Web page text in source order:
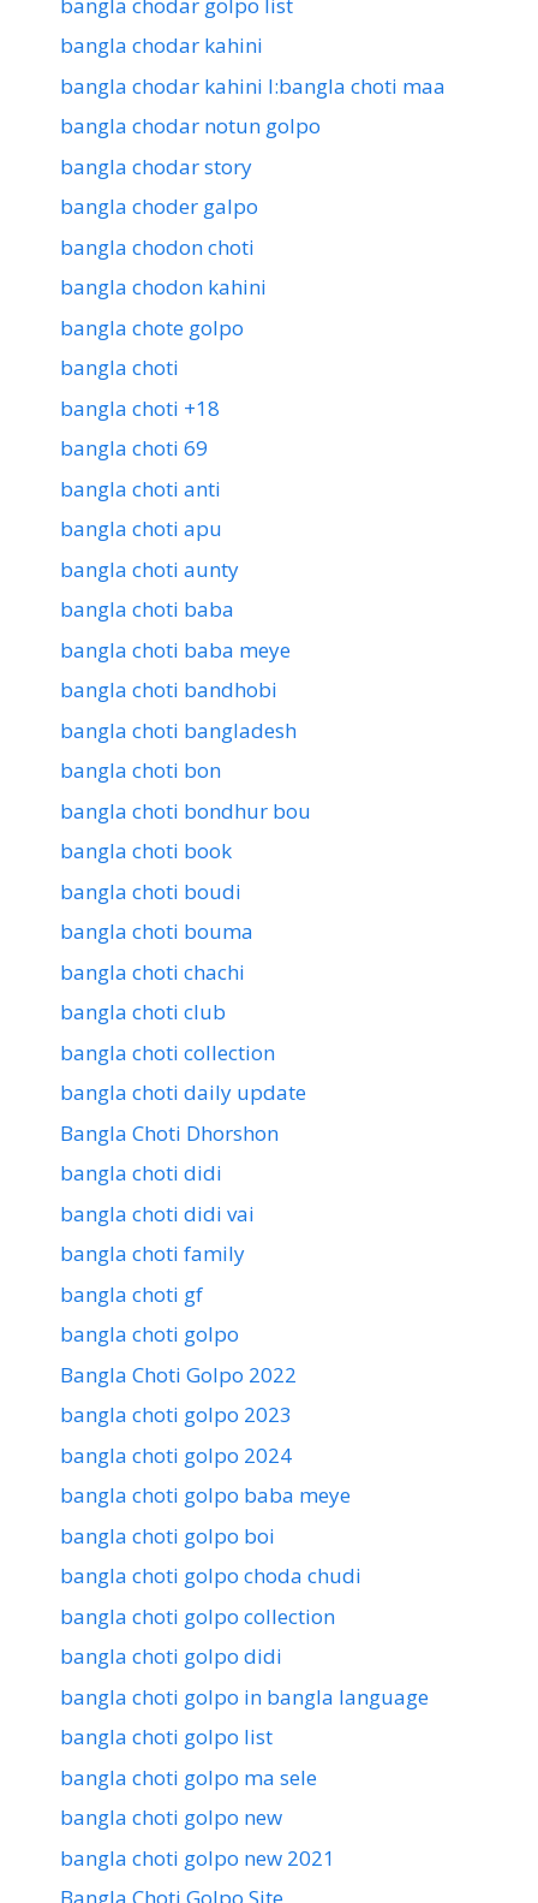
bangla chodar kahini
bangla chodar kahini l:bangla choti maa
bangla chodar notun golpo
bangla chodar story
bangla choder galpo
bangla chodon choti
bangla chodon kahini
bangla chote golpo
bangla choti
bangla choti +18
bangla choti 69
bangla choti anti
bangla choti apu
bangla choti aunty
bangla choti baba
bangla choti baba meye
bangla choti bandhobi
bangla choti bangladesh
bangla choti bon
bangla choti bondhur bou
bangla choti book
bangla choti boudi
bangla choti bouma
bangla choti chachi
bangla choti club
bangla choti collection
bangla choti daily update
Bangla Choti Dhorshon
bangla choti didi
bangla choti didi vai
bangla choti family
bangla choti gf
bangla choti golpo
Bangla Choti Golpo 2022
bangla choti golpo 2023
bangla choti golpo 2024
bangla choti golpo baba meye
bangla choti golpo boi
bangla choti golpo choda chudi
bangla choti golpo collection
bangla choti golpo didi
bangla choti golpo in bangla language
bangla choti golpo list
bangla choti golpo ma sele
bangla choti golpo new
bangla choti golpo new 2021